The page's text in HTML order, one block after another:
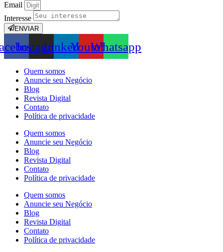
Email
Interesse
ENVIAR
InstagramLinkedinYoutubeWhatsapp
Quem somos
Anuncie seu Negócio
Blog
Revista Digital
Contato
Política de privacidade
Quem somos
Anuncie seu Negócio
Blog
Revista Digital
Contato
Política de privacidade
Quem somos
Anuncie seu Negócio
Blog
Revista Digital
Contato
Política de privacidade